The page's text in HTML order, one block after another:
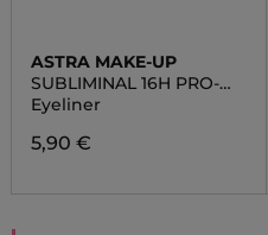
ASTRA MAKE-UP
SUBLIMINAL 16H PRO-
LINER
Eyeliner
5,90 €